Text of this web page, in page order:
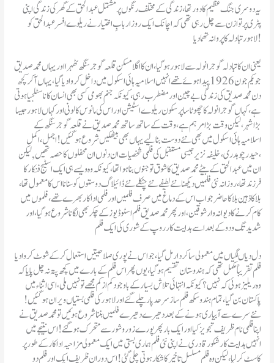
یہ دوسری جنگ عظیم کا دور تھا ، زندگی کے مختلف رنگوں پر مشتمل عبدالحق کے گھر کی زندگی اپنی
پٹری پر توازن سے چل رہی تھی کہ اچانک ایک روز اربابِ اختیار نے ریلوے افسر عبدالحق کو
لاہور تبادلہ کا پروانہ تھما دیا !
یعنی ان کا تبادلہ گوجرانولہ سے لاہور ہوگیا ، ان کا اگلا مسکن قلعہ گوجر سنگھ ٹھہرا اور یہاں محمد صدیق
جو یکم جون 1926 پیدا ہوئے تھے انہیں اسلامیہ ہائی اسکول میں داخل کروا دیا گیا ، یہاں آکر کچھ
دن محمد صدیق کی زندگی بے چین اور مضطرب رہی، کیونکہ جنم بھومی کسی بھی انسان کا ناسٹلجیا ہوتی
ہے ، کہاں گوجرانولہ کا چھوٹا سا پرسکون ریلوے اسٹیشن اور اس کی مانوس کالونی اور کہاں لاہور جیسا
بڑا شہر ، لیکن وقت بڑا مرہم ہے، وقت کے ساتھ ساتھ محمد صدیق نے قلعہ گوجر سنگھ کے
اسلامیہ ہائی اسکول میں بھی نئے دوست بنا لیے یہاں بھی بیٹھکیں شروع ہو گئیں! اجمل، اکمل
،حیدر چوہدری، خلیفہ نزیر جیسی مستقبل کی فلمی شخصیات ان دنوں ان محفلوں کا حصہ تھیں, لیکن
ان میں عبد الحق کے بیٹے محمد صدیق کا شوق تو جنوں بنا ہوا تھا ، کیونکہ وہ ویسے ہی ایک اسٹیج فنکار کا
فرزند تھا ،روزانہ نئی فلمیں دیکھنا نئے لطیفے نئے چٹکلے نئے ڈائیلاگ دوستوں کو سنانا اس کا معمول تھا ،
بلا کا ذہین بلا کا حاضر جواب اس کے دماغ میں صرف فلمیں اور فلمی اداکار بھرے تھے ، فلموں میں
کام کرنے کا دیوانہ وار شوقین ، اور پھر محمد صدیق فلم اسٹوڈیوز کے چکر بھی لگانا شروع ہو گیا ، اور
شدید تگ و دو کے بعد اسے ہدایت کار روپ کے شوری کی ایک فلم
فلم تقریباً مکمل تھی کہ ہندوستان تقسیم ہو گیا ،یوں پھر اس فلم کے بارے میں کچھ پتہ نہ چل پایا کہ
وہ ریلیز ہوئی کہ نہیں ؟ کیونکہ انتہائی تلاش بسیار کے باوجود کم از کم مجھے تو نہیں ملی ، اسی اثناء میں
پاکستان بن گیا، تمام ہندو سکھ فلم ساز سرحد پار چلے گئے اور لاہور کی فلمی بستیاں ویران ہو گئیں!
نئے سرے سے آبیاری ہونے کے بعد دھیرے دھیرے فلمیں بننا شروع ہوئیں تو محمد صدیق نے
اپنا فلمی نام ظریف تجویز کیا اور ایک بار پھر پورے زور و شور سے متحرک ہوگئے ! اس نتیجے میں
انہیں ہدایت کار شکور قادری نے اپنی نئی فلم ہماری بستی میں ایک معمولی مزاحیہ اداکار کے طور پر
کاسٹ کر لیا ، لیکن وہ فلم مسلسل تاخیر کا شکار ہوتی چلی گئی! اس دوران ظریف ایک اور فلم دو